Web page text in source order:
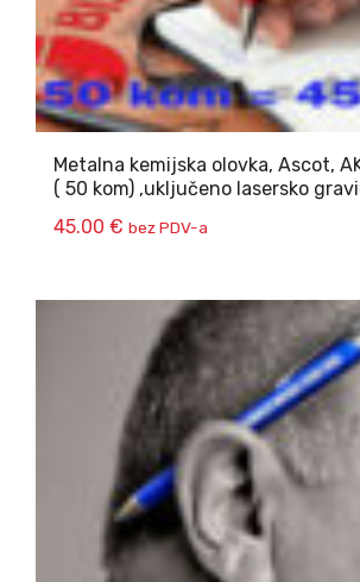
Metalna kemijska olovka, Ascot,
( 50 kom) ,uključeno lasersko
45.00 € bez PDV-a